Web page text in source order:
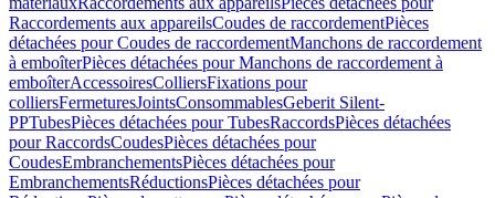
Raccordements aux appareilsCoudes de raccordementPièces
détachées pour Coudes de raccordementManchons de raccordement
à emboîterPièces détachées pour Manchons de raccordement à
emboîterAccessoiresColliersFixations pour
colliersFermeturesJointsConsommablesGeberit Silent-
PPTubesPièces détachées pour TubesRaccordsPièces détachées
pour RaccordsCoudesPièces détachées pour
CoudesEmbranchementsPièces détachées pour
EmbranchementsRéductionsPièces détachées pour